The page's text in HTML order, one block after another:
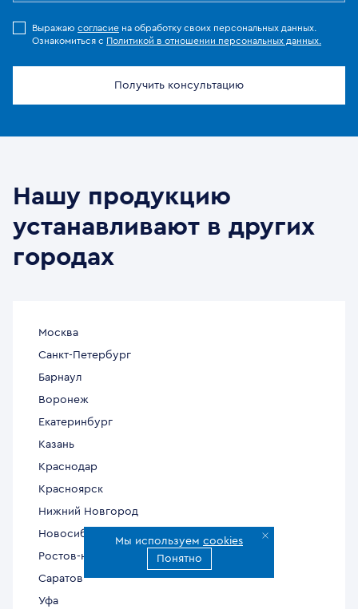
Выражаю согласие на обработку своих персональных данных.
Ознакомиться с Политикой в отношении персональных данных.
Получить консультацию
Нашу продукцию
устанавливают в других
городах
Москва
Санкт-Петербург
Барнаул
Воронеж
Екатеринбург
Казань
Краснодар
Красноярск
Нижний Новгород
Новосибирск
Ростов-на-Дону
Саратов
Уфа
Мы используем cookies
Понятно